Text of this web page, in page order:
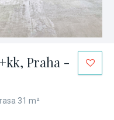
Praha -
31 m²